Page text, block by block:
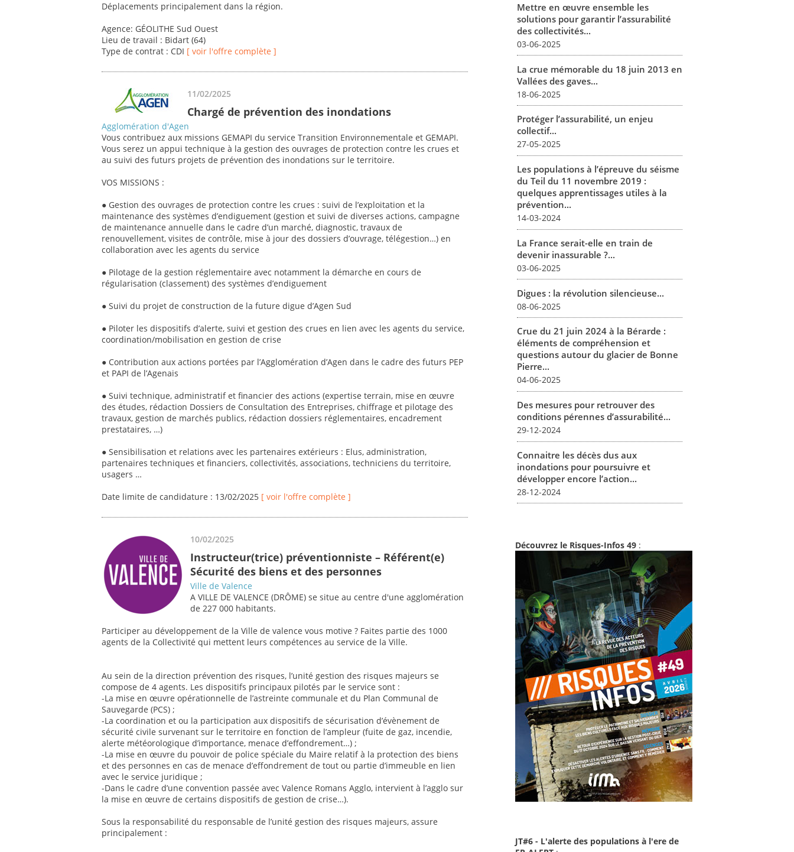
Déplacements principalement dans la région.
Agence: GÉOLITHE Sud Ouest
Lieu de travail : Bidart (64)
Type de contrat : CDI [ voir l'offre complète ]
11/02/2025
Chargé de prévention des inondations
Agglomération d'Agen
Vous contribuez aux missions GEMAPI du service Transition Environnementale et GEMAPI.
Vous serez un appui technique à la gestion des ouvrages de protection contre les crues et
au suivi des futurs projets de prévention des inondations sur le territoire.
VOS MISSIONS :
● Gestion des ouvrages de protection contre les crues : suivi de l’exploitation et la
maintenance des systèmes d’endiguement (gestion et suivi de diverses actions, campagne
de maintenance annuelle dans le cadre d’un marché, diagnostic, travaux de
renouvellement, visites de contrôle, mise à jour des dossiers d’ouvrage, télégestion…) en
collaboration avec les agents du service
● Pilotage de la gestion réglementaire avec notamment la démarche en cours de
régularisation (classement) des systèmes d’endiguement
● Suivi du projet de construction de la future digue d’Agen Sud
● Piloter les dispositifs d’alerte, suivi et gestion des crues en lien avec les agents du service,
coordination/mobilisation en gestion de crise
● Contribution aux actions portées par l’Agglomération d’Agen dans le cadre des futurs PEP
et PAPI de l’Agenais
● Suivi technique, administratif et financier des actions (expertise terrain, mise en œuvre
des études, rédaction Dossiers de Consultation des Entreprises, chiffrage et pilotage des
travaux, gestion de marchés publics, rédaction dossiers réglementaires, encadrement
prestataires, …)
● Sensibilisation et relations avec les partenaires extérieurs : Elus, administration,
partenaires techniques et financiers, collectivités, associations, techniciens du territoire,
usagers …
Date limite de candidature : 13/02/2025 [ voir l'offre complète ]
10/02/2025
Instructeur(trice) préventionniste – Référent(e)
Sécurité des biens et des personnes
Ville de Valence
A VILLE DE VALENCE (DRÔME) se situe au centre d'une agglomération
de 227 000 habitants.
Participer au développement de la Ville de valence vous motive ? Faites partie des 1000
agents de la Collectivité qui mettent leurs compétences au service de la Ville.
Au sein de la direction prévention des risques, l’unité gestion des risques majeurs se
compose de 4 agents. Les dispositifs principaux pilotés par le service sont :
-La mise en œuvre opérationnelle de l’astreinte communale et du Plan Communal de
Sauvegarde (PCS) ;
-La coordination et ou la participation aux dispositifs de sécurisation d’évènement de
sécurité civile survenant sur le territoire en fonction de l’ampleur (fuite de gaz, incendie,
alerte météorologique d’importance, menace d’effondrement…) ;
-La mise en œuvre du pouvoir de police spéciale du Maire relatif à la protection des biens
et des personnes en cas de menace d’effondrement de tout ou partie d’immeuble en lien
avec le service juridique ;
-Dans le cadre d’une convention passée avec Valence Romans Agglo, intervient à l’agglo sur
la mise en œuvre de certains dispositifs de gestion de crise…).
Sous la responsabilité du responsable de l’unité gestion des risques majeurs, assure
principalement :
Mettre en œuvre ensemble les
solutions pour garantir l’assurabilité
des collectivités...
03-06-2025
La crue mémorable du 18 juin 2013 en
Vallées des gaves...
18-06-2025
Protéger l’assurabilité, un enjeu
collectif...
27-05-2025
Les populations à l’épreuve du séisme
du Teil du 11 novembre 2019 :
quelques apprentissages utiles à la
prévention...
14-03-2024
La France serait-elle en train de
devenir inassurable ?...
03-06-2025
Digues : la révolution silencieuse...
08-06-2025
Crue du 21 juin 2024 à la Bérarde :
éléments de compréhension et
questions autour du glacier de Bonne
Pierre...
04-06-2025
Des mesures pour retrouver des
conditions pérennes d’assurabilité...
29-12-2024
Connaitre les décès dus aux
inondations pour poursuivre et
développer encore l’action...
28-12-2024
Découvrez le Risques-Infos 49 :
JT#6 - L'alerte des populations à l'ere de